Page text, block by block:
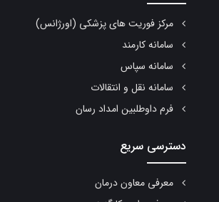
مرکز فوریت های پزشکی (اورژانس)
سامانه کارمند
سامانه سپاس
سامانه نقل و انتقالات
فرم داوطلبین امداد رسان
دسترسی سریع
معرفی معاون درمان